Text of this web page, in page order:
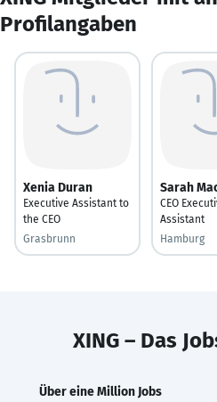
Profilangaben
Xenia Duran
Executive Assistant to
the CEO
Grasbrunn
Sarah
CEO
Assistant
Hamburg
XING – Das
Über eine Million Jobs